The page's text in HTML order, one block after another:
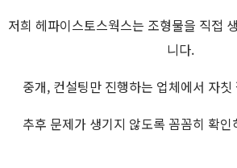
저희 헤파이스토스웍스는 조형물을 직접
니다.
중개, 컨설팅만 진행하는 업체에서 자
추후 문제가 생기지 않도록 꼼꼼히 확